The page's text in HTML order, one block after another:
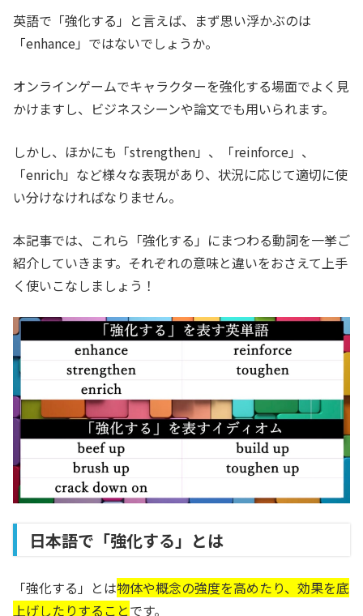
英語で「強化する」と言えば、まず思い浮かぶのは
「enhance」ではないでしょうか。
オンラインゲームでキャラクターを強化する場面でよく見
かけますし、ビジネスシーンや論文でも用いられます。
しかし、ほかにも「strengthen」、「reinforce」、
「enrich」など様々な表現があり、状況に応じて適切に使
い分けなければなりません。
本記事では、これら「強化する」にまつわる動詞を一挙ご
紹介していきます。それぞれの意味と違いをおさえて上手
く使いこなしましょう！
日本語で「強化する」とは
「強化する」とは物体や概念の強度を高めたり、効果を底
上げしたりすることです。